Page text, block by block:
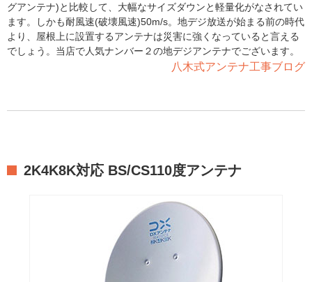
グアンテナ)と比較して、大幅なサイズダウンと軽量化がなされてい
ます。しかも耐風速(破壊風速)50m/s。地デジ放送が始まる前の時代
より、屋根上に設置するアンテナは災害に強くなっていると言える
でしょう。当店で人気ナンバー２の地デジアンテナでございます。
八木式アンテナ工事ブログ
2K4K8K対応 BS/CS110度アンテナ